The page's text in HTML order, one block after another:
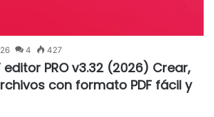
4 427
editor PRO v3.32 (2026) Crear,
con formato PDF fácil y